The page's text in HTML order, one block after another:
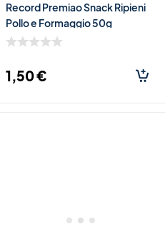
Record Premiao Snack Ripieni
Pollo e Formaggio 50g
1,50€